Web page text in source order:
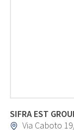
SIFRA EST
Via Caboto